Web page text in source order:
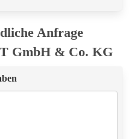
Anfrage
GmbH & Co. KG